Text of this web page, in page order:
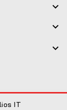



IT